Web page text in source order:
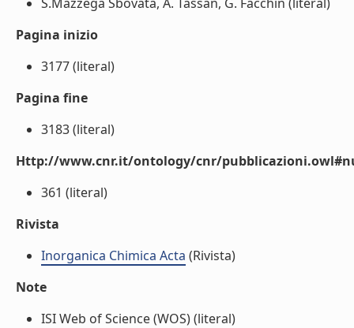
Pagina inizio
3177 (literal)
Pagina fine
3183 (literal)
Http://www.cnr.it/ontology/cnr/
361 (literal)
Rivista
Inorganica Chimica Acta (Rivista)
Note
ISI Web of Science (WOS) (literal)